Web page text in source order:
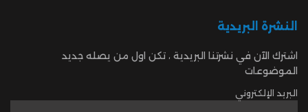
النشرة البريدية
اشترك الآن في نشرتنا البريدية ، تكن اول من يصله جديد
الموضوعات
البريد الإلكتروني